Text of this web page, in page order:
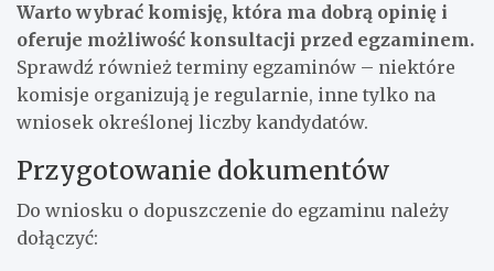
Warto wybrać komisję, która ma dobrą opinię i
oferuje możliwość konsultacji przed egzaminem.
Sprawdź również terminy egzaminów – niektóre
komisje organizują je regularnie, inne tylko na
wniosek określonej liczby kandydatów.
Przygotowanie dokumentów
Do wniosku o dopuszczenie do egzaminu należy
dołączyć: